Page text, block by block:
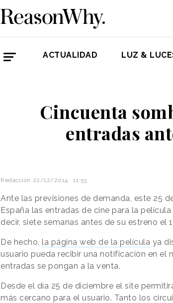
ACTUALIDAD LUZ &
Cincuenta
entradas
Redacción 22/12/2014 · 11:53
Ante las previsiones de demanda, este 25
España las entradas de cine para la película
decir, siete semanas antes de su estreno el
De hecho, la página web de la película ya
usuario pueda recibir una notificación en el
entradas se pongan a la venta.
Desde el día 25 de diciembre el site
más cercano para el usuario. Tanto los